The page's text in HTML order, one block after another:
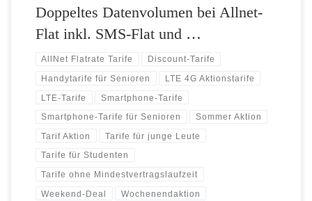
Doppeltes Datenvolumen bei Allnet-
Flat inkl. SMS-Flat und …
AllNet Flatrate Tarife Discount-Tarife
Handytarife für Senioren LTE 4G Aktionstarife
LTE-Tarife Smartphone-Tarife
Smartphone-Tarife für Senioren Sommer Aktion
Tarif Aktion Tarife für junge Leute
Tarife für Studenten
Tarife ohne Mindestvertragslaufzeit
Weekend-Deal Wochenendaktion